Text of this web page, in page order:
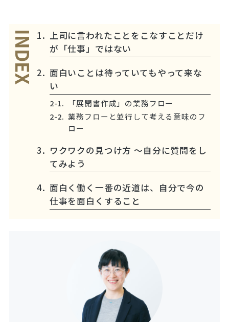
INDEX
上司に言われたことをこなすことだけ
が「仕事」ではない
面白いことは待っていてもやって来な
い
「展開書作成」の業務フロー
業務フローと並行して考える意味のフ
ロー
ワクワクの見つけ方 ～自分に質問をし
てみよう
面白く働く一番の近道は、自分で今の
仕事を面白くすること